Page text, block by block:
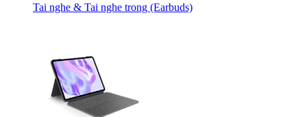
Tai nghe & Tai nghe trong (Earbuds)